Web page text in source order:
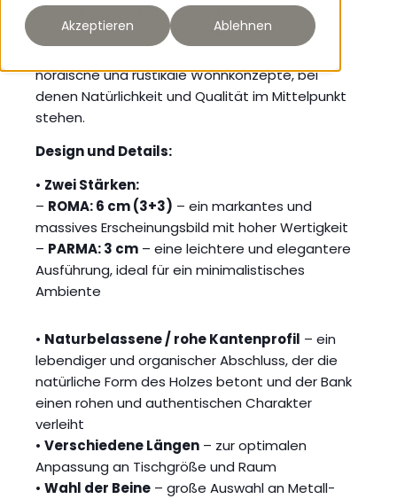
Akzeptieren Ablehnen
einzigartige und authentische Optik. Eine Bank
aus rustikaler Eiche ist die perfekte Ergänzung
nordische und rustikale Wohnkonzepte, bei
denen Natürlichkeit und Qualität im Mittelpunkt
stehen.
Design und Details:
• Zwei Stärken:
– ROMA: 6 cm (3+3) – ein markantes und
massives Erscheinungsbild mit hoher Wertigkeit
– PARMA: 3 cm – eine leichtere und elegantere
Ausführung, ideal für ein minimalistisches
Ambiente
• Naturbelassene / rohe Kantenprofil – ein
lebendiger und organischer Abschluss, der die
natürliche Form des Holzes betont und der Bank
einen rohen und authentischen Charakter
verleiht
• Verschiedene Längen – zur optimalen
Anpassung an Tischgröße und Raum
• Wahl der Beine – große Auswahl an Metall-